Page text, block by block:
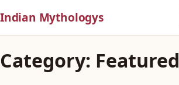
Indian Mythologys
Category: Featured